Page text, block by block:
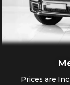
Prices are